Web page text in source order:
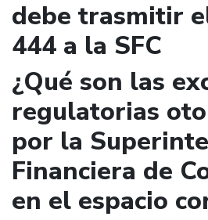
debe trasmitir
444 a la SFC
¿Qué son las
regulatorias
por la
Financiera de
en el espacio